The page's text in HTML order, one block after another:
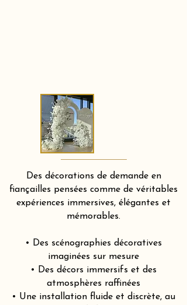
Des décorations de demande en
fiançailles pensées comme de véritables
expériences immersives, élégantes et
mémorables.
• Des scénographies décoratives
imaginées sur mesure
• Des décors immersifs et des
atmosphères raffinées
• Une installation fluide et discrète, au